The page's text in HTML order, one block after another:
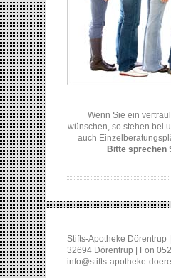
Wenn Sie ein
wünschen, so stehen bei
auch
Bitte sprechen
Stifts-Apotheke Dörentrup
32694 Dörentrup | Fon
info@stifts-apotheke-